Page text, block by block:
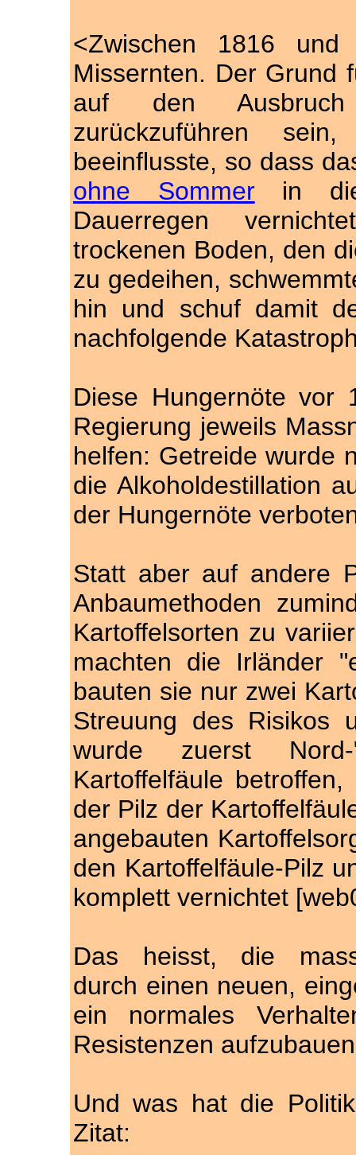
<Zwischen 1816
Missernten. Der Grund
auf den
zurückzuführen
beeinflusste, so dass
ohne Sommerin die
Dauerregen
trockenen Boden, den
zu gedeihen,
hin und schuf damit
nachfolgende
Diese Hungernöte vor
Regierung jeweils
helfen: Getreide wurde
die Alkoholdestillation
der Hungernöte
Statt aber auf andere
Anbaumethoden
Kartoffelsorten zu
machten die Irländer
bauten sie nur zwei
Streuung des Risikos
wurde zuerst
Kartoffelfäule
der Pilz der
angebauten
den Kartoffelfäule-Pilz
komplett vernichtet
Das heisst, die
durch einen neuen,
ein normales
Resistenzen
Und was hat die
Zitat: